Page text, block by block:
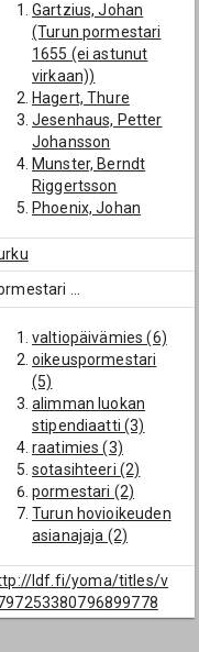
Gartzius, Johan
(Turun pormestari
1655 (ei astunut
virkaan))
Hagert, Thure
Jesenhaus, Petter
Johansson
Munster, Berndt
Riggertsson
Phoenix, Johan
(Turun pormestari
1671)
Schaefer, Henrik
Henriksson
Schaefer, Johan
(Turun pormestari
1663,
oikeuspormestari
1683)
Sigfridsson, Mårten
valtiopäivämies (6)
oikeuspormestari
(5)
alimman luokan
stipendiaatti (3)
raatimies (3)
sotasihteeri (2)
pormestari (2)
Turun hovioikeuden
asianajaja (2)
kanneviskaali (2)
professori (2)
Turun
ldf.fi/yoma/titles/v